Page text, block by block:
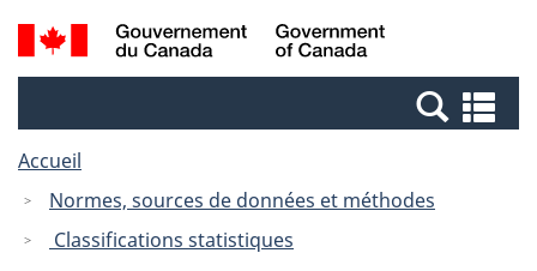
Passer
au
Passer
à
Canada
Recherche
et
et
Accueil
Normes, sources de données et méthodes
Classifications statistiques